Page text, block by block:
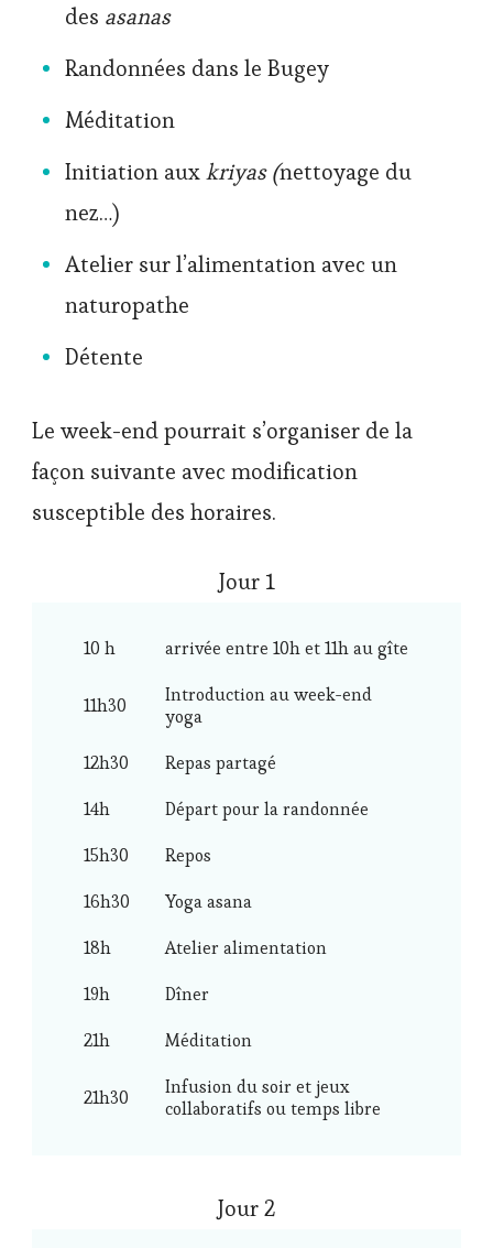
des asanas
Randonnées dans le Bugey
Méditation
Initiation auxkriyas (nettoyage du
nez…)
Atelier sur l’alimentation avec un
naturopathe
Détente
Le week-end pourrait s’organiser de la
façon suivante avec modification
susceptible des horaires.
Jour 1
10 h arrivée entre 10h et 11h au gîte
11h30
Introduction au week-end
yoga
12h30
Repas partagé
14h
Départ pour la randonnée
15h30
Repos
16h30
Yoga asana
18h
Atelier alimentation
19h
Dîner
21h
Méditation
21h30
Infusion du soir et jeux
collaboratifs ou temps libre
Jour 2